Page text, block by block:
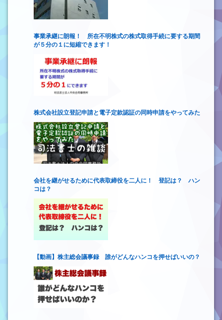
事業承継に朗報！ 所在不明株式の株式取得手続に要する期間
が５分の１に短縮できます！
株式会社設立登記申請と電子定款認証の同時申請をやってみた
会社を継がせるために代表取締役を二人に！ 登記は？ ハン
コは？
【動画】株主総会議事録 誰がどんなハンコを押せばいいの？